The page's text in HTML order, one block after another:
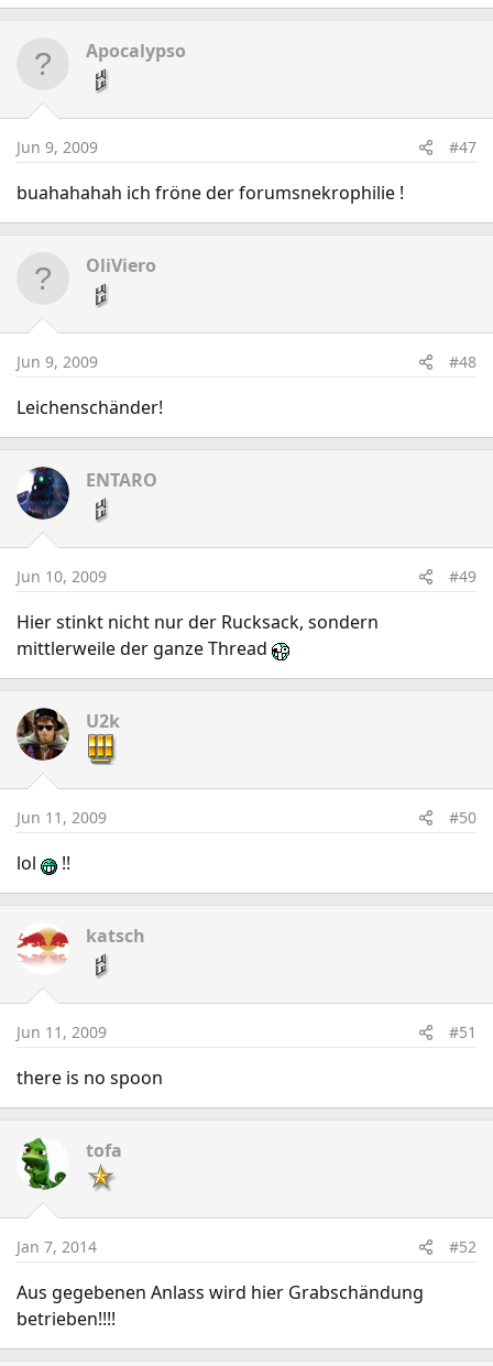
Apocalypso
Jun 9, 2009 #47
buahahahah ich fröne der forumsnekrophilie !
OliViero
Jun 9, 2009 #48
Leichenschänder!
ENTARO
Jun 10, 2009 #49
Hier stinkt nicht nur der Rucksack, sondern
mittlerweile der ganze Thread
U2k
Jun 11, 2009 #50
lol !!
katsch
Jun 11, 2009 #51
there is no spoon
tofa
Jan 7, 2014 #52
Aus gegebenen Anlass wird hier Grabschändung
betrieben!!!!